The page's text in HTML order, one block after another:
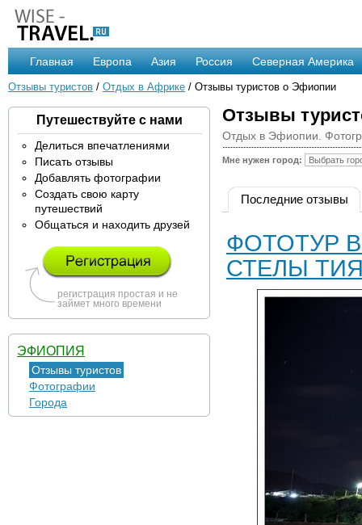
Главная Европа Азия Россия Северная Америка
Отзывы туристов / Отдых в Африке / Отзывы туристов о Эфиопии
Путешествуйте с нами
Делиться впечатлениями
Писать отзывы
Добавлять фотографии
Создать свою карту
путешествий
Общаться и находить друзей
регистрация простая и не
займет много времени
ЭФИОПИЯ
Отзывы туристов
Фотографии
Города
Отзывы
Отдых в Эфиопии.
Мне нужен город:
Последние отзывы
ФОТОТУР
СТЕЛЫ